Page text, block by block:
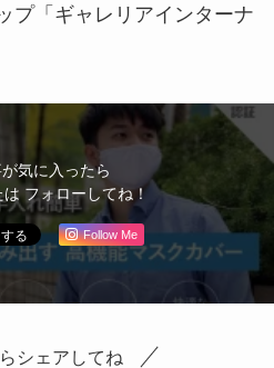
プ「ギャレリアインターナ
気に入ったら
フォローしてね！
Follow Me
シェアしてね